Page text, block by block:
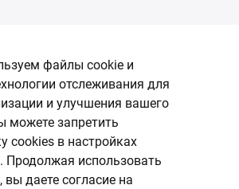
файлы cookie и
отслеживания для
и улучшения вашего
можете запретить
сookies в настройках
Продолжая использовать
вы даете согласие на